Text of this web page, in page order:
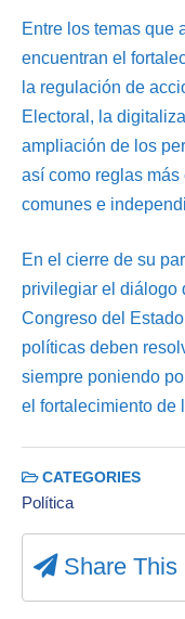
Entre los temas que
encuentran el
la regulación de
Electoral, la
ampliación de los
así como reglas
comunes e
En el cierre de su
privilegiar el diálogo
Congreso del
políticas deben
siempre poniendo
el fortalecimiento de
CATEGORIES
Política
Share This